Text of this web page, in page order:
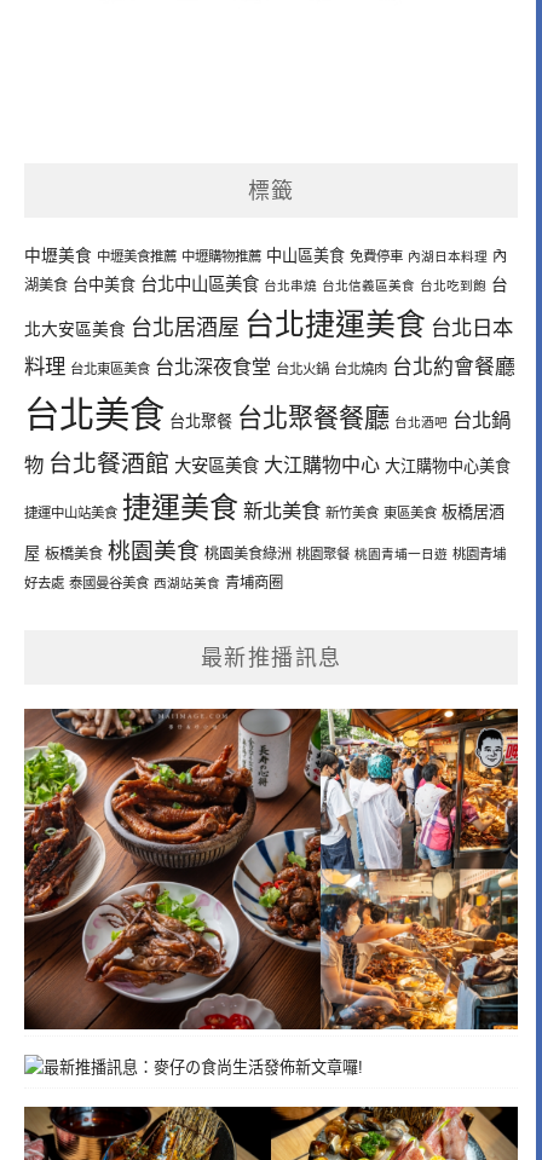
標籤
中壢美食 中壢美食推薦 中壢購物推薦 中山區美食 免費停車 內湖日本料理 內
湖美食 台中美食 台北中山區美食 台北串燒 台北信義區美食 台北吃到飽 台
北大安區美食 台北居酒屋 台北捷運美食 台北日本
料理 台北東區美食 台北深夜食堂 台北火鍋 台北燒肉 台北約會餐廳
台北美食 台北聚餐 台北聚餐餐廳 台北酒吧 台北鍋
物 台北餐酒館 大安區美食 大江購物中心 大江購物中心美食
捷運中山站美食 捷運美食 新北美食 新竹美食 東區美食 板橋居酒
屋 板橋美食 桃園美食 桃園美食綠洲 桃園聚餐 桃園青埔一日遊 桃園青埔
好去處 泰國曼谷美食 西湖站美食 青埔商圈
最新推播訊息